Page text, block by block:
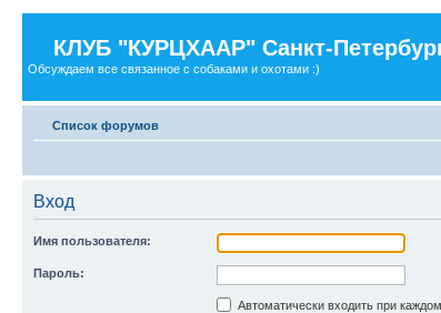
КЛУБ "КУРЦХААР" Санкт-
Обсуждаем все связанное с собаками и охотами :)
Список форумов
Вход
Имя пользователя:
Пароль:
Автоматически входить при